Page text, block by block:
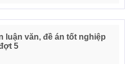
luận văn, đề án tốt nghiệp
5